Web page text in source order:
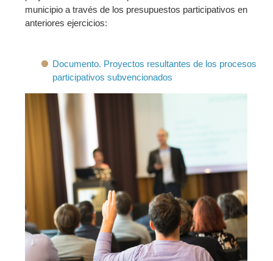
municipio a través de los presupuestos participativos en
anteriores ejercicios:
Documento. Proyectos resultantes de los procesos
participativos subvencionados